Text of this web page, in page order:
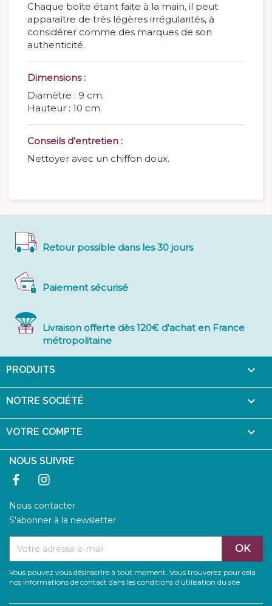
Chaque boîte étant faite à la main, il peut
apparaître de très légères irrégularités, à
considérer comme des marques de son
authenticité.
Dimensions :
Diamètre : 9 cm.
Hauteur : 10 cm.
Conseils d’entretien :
Nettoyer avec un chiffon doux.
Retour possible dans les 30 jours
Paiement sécurisé
Livraison offerte dès 120€ d'achat en France
métropolitaine
PRODUITS 
NOTRE SOCIÉTÉ 
VOTRE COMPTE 
NOUS SUIVRE
Facebook
Nous contacter
S'abonner à la newsletter
Vous pouvez vous désinscrire à tout moment. Vous trouverez pour cela
nos informations de contact dans les conditions d'utilisation du site.